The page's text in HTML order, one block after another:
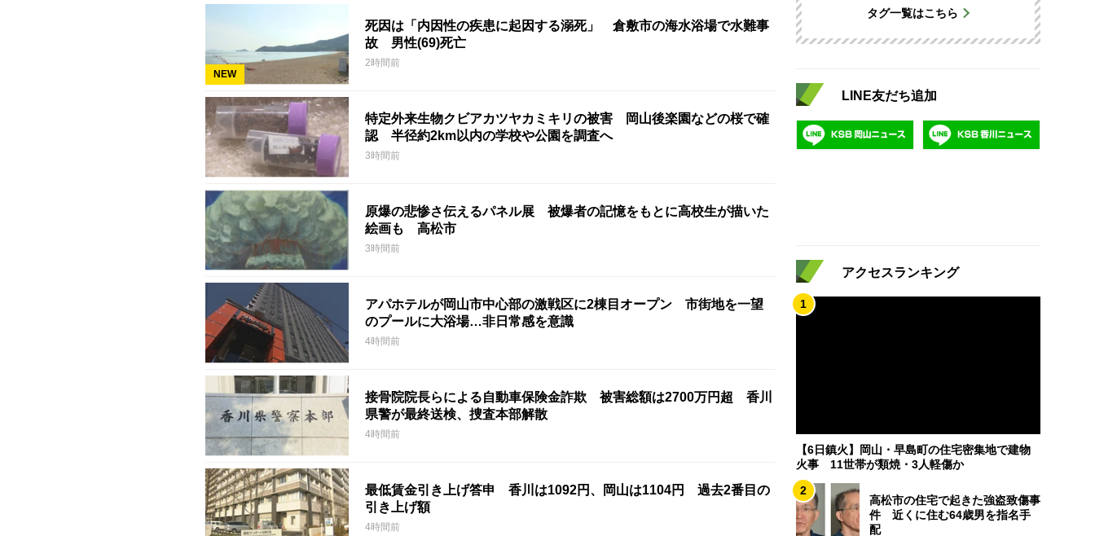
NEW
死因は「内因性の疾患に起因する溺死」 倉敷市の海水浴場で水難事
故 男性(69)死亡
2時間前
特定外来生物クビアカツヤカミキリの被害 岡山後楽園などの桜で確
認 半径約2km以内の学校や公園を調査へ
3時間前
原爆の悲惨さ伝えるパネル展 被爆者の記憶をもとに高校生が描いた
絵画も 高松市
3時間前
アパホテルが岡山市中心部の激戦区に2棟目オープン 市街地を一望
のプールに大浴場…非日常感を意識
4時間前
接骨院院長らによる自動車保険金詐欺 被害総額は2700万円超 香川
県警が最終送検、捜査本部解散
4時間前
最低賃金引き上げ答申 香川は1092円、岡山は1104円 過去2番目の
引き上げ額
4時間前
タグ一覧はこちら
LINE友だち追加
アクセスランキング
1
【6日鎮火】岡山・早島町の住宅密集地で建物
火事 11世帯が類焼・3人軽傷か
2
高松市の住宅で起きた強盗致傷事
件 近くに住む64歳男を指名手
配